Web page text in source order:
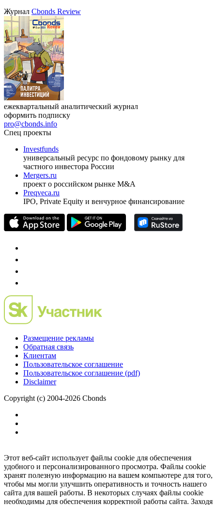
Журнал Cbonds Review
ежеквартальный аналитический журнал
оформить подписку
pro@cbonds.info
Спец проекты
Investfunds
универсальный ресурс по фондовому рынку для
частного инвестора России
Mergers.ru
проект о российском рынке M&A
Preqveca.ru
IPO, Private Equity и венчурное финансирование
Размещение рекламы
Обратная связь
Клиентам
Пользовательское соглашение
Пользовательское соглашение (pdf)
Disclaimer
Copyright (c) 2004-2026 Cbonds
Этот веб-сайт использует файлы cookie для обеспечения
удобного и персонализированного просмотра. Файлы cookie
хранят полезную информацию на вашем компьютере для того,
чтобы мы могли улучшить оперативность и точность нашего
сайта для вашей работы. В некоторых случаях файлы cookie
необходимы для обеспечения корректной работы сайта. Заходя